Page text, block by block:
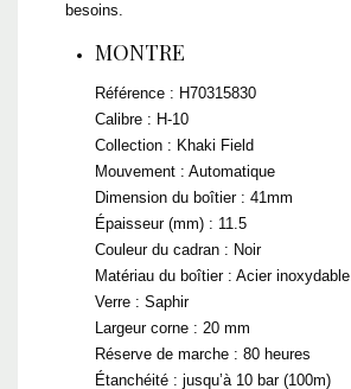
besoins.
MONTRE
Référence : H70315830
Calibre : H-10
Collection : Khaki Field
Mouvement : Automatique
Dimension du boîtier : 41mm
Épaisseur (mm) : 11.5
Couleur du cadran : Noir
Matériau du boîtier : Acier inoxydable
Verre : Saphir
Largeur corne : 20 mm
Réserve de marche : 80 heures
Étanchéité : jusqu’à 10 bar (100m)